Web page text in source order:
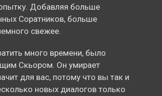
Добавляя больше
Соратников, больше
свежее.
много времени, было
Скьором. Он умирает
для вас, потому что вы так и
новых диалогов только